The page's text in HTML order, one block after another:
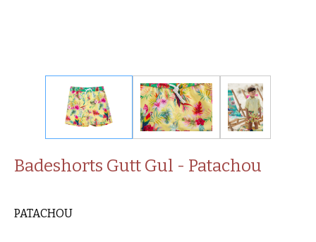
Badeshorts Gutt Gul - Patachou
PATACHOU